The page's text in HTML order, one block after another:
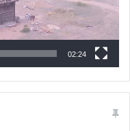
02:24